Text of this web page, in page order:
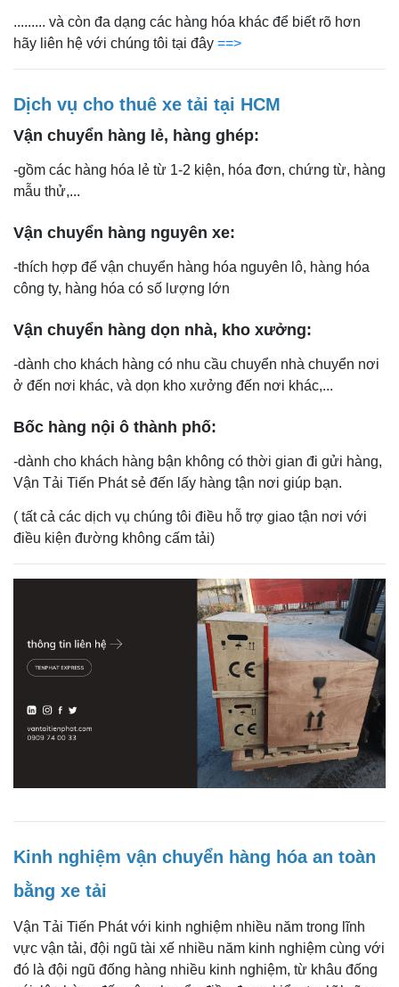
......... và còn đa dạng các hàng hóa khác để biết rõ hơn
hãy liên hệ với chúng tôi tại đây ==>
Dịch vụ cho thuê xe tải tại HCM
Vận chuyển hàng lẻ, hàng ghép:
-gồm các hàng hóa lẻ từ 1-2 kiện, hóa đơn, chứng từ, hàng
mẫu thử,...
Vận chuyển hàng nguyên xe:
-thích hợp để vận chuyển hàng hóa nguyên lô, hàng hóa
công ty, hàng hóa có số lượng lớn
Vận chuyển hàng dọn nhà, kho xưởng:
-dành cho khách hàng có nhu cầu chuyển nhà chuyển nơi
ở đến nơi khác, và dọn kho xưởng đến nơi khác,...
Bốc hàng nội ô thành phố:
-dành cho khách hàng bận không có thời gian đi gửi hàng,
Vận Tải Tiến Phát sẻ đến lấy hàng tận nơi giúp bạn.
( tất cả các dịch vụ chúng tôi điều hỗ trợ giao tận nơi với
điều kiện đường không cấm tải)
Kinh nghiệm vận chuyển hàng hóa an toàn
bằng xe tải
Vận Tải Tiến Phát với kinh nghiệm nhiều năm trong lĩnh
vực vận tải, đội ngũ tài xế nhiều năm kinh nghiệm cùng với
đó là đội ngũ đống hàng nhiều kinh nghiệm, từ khâu đống